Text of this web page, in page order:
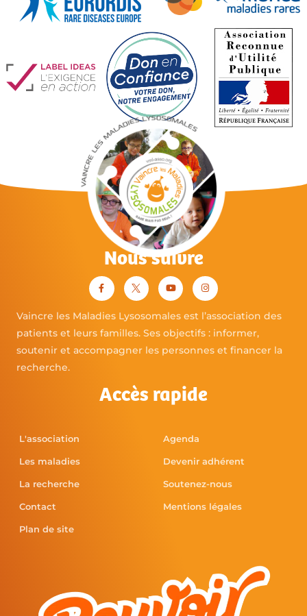
Nous suivre
Vaincre les Maladies Lysosomales est l’association des
patients et leurs familles. Ses objectifs : informer,
soutenir et accompagner les personnes et financer la
recherche.
Accès rapide
L'association
Les maladies
La recherche
Contact
Plan de site
Agenda
Devenir adhérent
Soutenez-nous
Mentions légales